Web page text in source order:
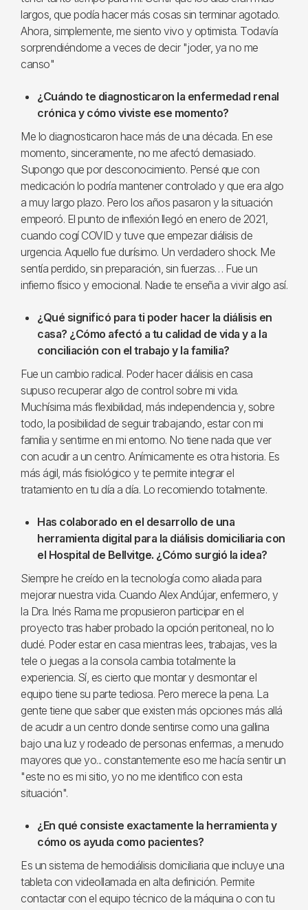
largos, que podía hacer más cosas sin terminar agotado.
Ahora, simplemente, me siento vivo y optimista. Todavía
sorprendiéndome a veces de decir "joder, ya no me
canso"
¿Cuándo te diagnosticaron la enfermedad renal
crónica y cómo viviste ese momento?
Me lo diagnosticaron hace más de una década. En ese
momento, sinceramente, no me afectó demasiado.
Supongo que por desconocimiento. Pensé que con
medicación lo podría mantener controlado y que era algo
a muy largo plazo. Pero los años pasaron y la situación
empeoró. El punto de inflexión llegó en enero de 2021,
cuando cogí COVID y tuve que empezar diálisis de
urgencia. Aquello fue durísimo. Un verdadero shock. Me
sentía perdido, sin preparación, sin fuerzas… Fue un
infierno físico y emocional. Nadie te enseña a vivir algo así.
¿Qué significó para ti poder hacer la diálisis en
casa? ¿Cómo afectó a tu calidad de vida y a la
conciliación con el trabajo y la familia?
Fue un cambio radical. Poder hacer diálisis en casa
supuso recuperar algo de control sobre mi vida.
Muchísima más flexibilidad, más independencia y, sobre
todo, la posibilidad de seguir trabajando, estar con mi
familia y sentirme en mi entorno. No tiene nada que ver
con acudir a un centro. Anímicamente es otra historia. Es
más ágil, más fisiológico y te permite integrar el
tratamiento en tu día a día. Lo recomiendo totalmente.
Has colaborado en el desarrollo de una
herramienta digital para la diálisis domiciliaria con
el Hospital de Bellvitge. ¿Cómo surgió la idea?
Siempre he creído en la tecnología como aliada para
mejorar nuestra vida. Cuando Alex Andújar, enfermero, y
la Dra. Inés Rama me propusieron participar en el
proyecto tras haber probado la opción peritoneal, no lo
dudé. Poder estar en casa mientras lees, trabajas, ves la
tele o juegas a la consola cambia totalmente la
experiencia. Sí, es cierto que montar y desmontar el
equipo tiene su parte tediosa. Pero merece la pena. La
gente tiene que saber que existen más opciones más allá
de acudir a un centro donde sentirse como una gallina
bajo una luz y rodeado de personas enfermas, a menudo
mayores que yo... constantemente eso me hacía sentir un
"este no es mi sitio, yo no me identifico con esta
situación".
¿En qué consiste exactamente la herramienta y
cómo os ayuda como pacientes?
Es un sistema de hemodiálisis domiciliaria que incluye una
tableta con videollamada en alta definición. Permite
contactar con el equipo técnico de la máquina o con tu